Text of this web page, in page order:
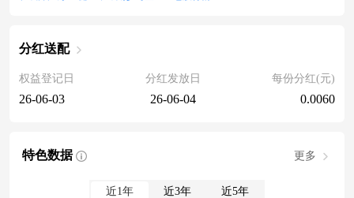
分红送配
权益登记日
26-06-03
分红发放日
26-06-04
每份分红(元)
0.0060
特色数据 更多
近1年 近3年 近5年